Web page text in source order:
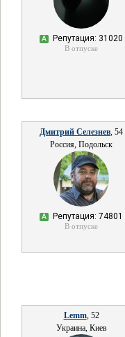
А Репутация: 31020
В отпуске
Дмитрий Селезнев, 54
Россия, Подольск
А Репутация: 74801
В отпуске
Lemm, 52
Украина, Киев